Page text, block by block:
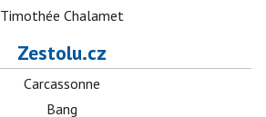
Timothée Chalamet
Zestolu.cz
Carcassonne
Bang